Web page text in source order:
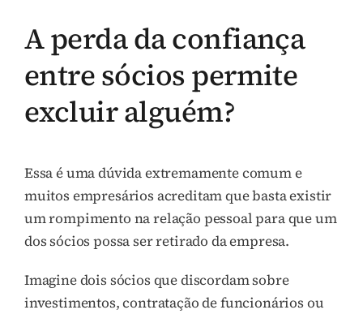
A perda da confiança
entre sócios permite
excluir alguém?
Essa é uma dúvida extremamente comum e
muitos empresários acreditam que basta existir
um rompimento na relação pessoal para que um
dos sócios possa ser retirado da empresa.
Imagine dois sócios que discordam sobre
investimentos, contratação de funcionários ou